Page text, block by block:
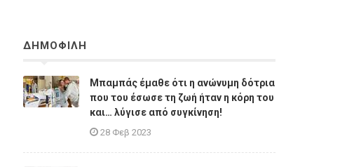
ΔΗΜΟΦΙΛΗ
Μπαμπάς έμαθε ότι η ανώνυμη δότρια
που του έσωσε τη ζωή ήταν η κόρη του
και… λύγισε από συγκίνηση!
28 Φεβ 2023